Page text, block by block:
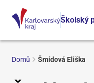
Školský
Domů Šmídová Eliška